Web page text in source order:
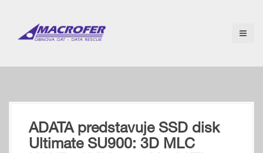
o
ADATA predstavuje SSD disk
Ultimate SU900: 3D MLC